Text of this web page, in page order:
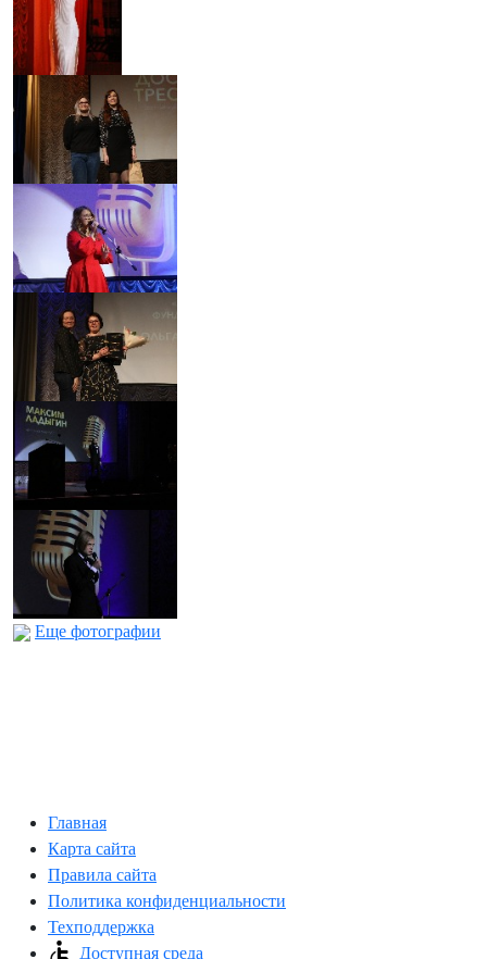
Еще фотографии
Главная
Карта сайта
Правила сайта
Политика конфиденциальности
Техподдержка
Доступная среда